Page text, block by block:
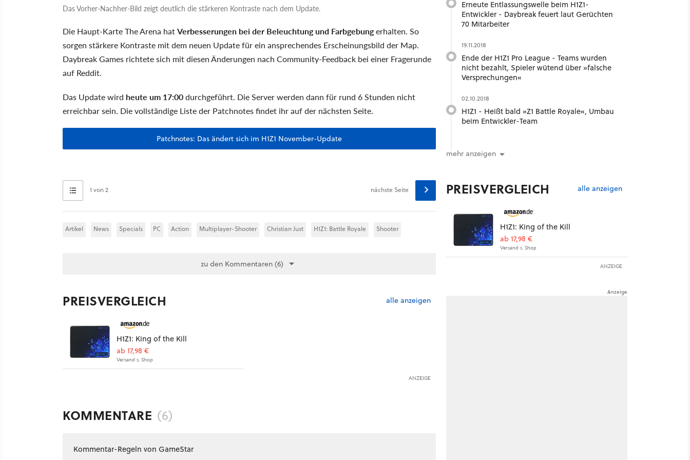
Das Vorher-Nachher-Bild zeigt deutlich die stärkeren Kontraste nach dem Update.
Die Haupt-Karte The Arena hatVerbesserungen bei der Beleuchtung und Farbgebungerhalten. So
sorgen stärkere Kontraste mit dem neuen Update für ein ansprechendes Erscheinungsbild der Map.
Daybreak Games richtete sich mit diesen Änderungen nach Community-Feedback bei einer Fragerunde
auf Reddit.
Das Update wird heute um 17:00durchgeführt. Die Server werden dann für rund 6 Stunden nicht
erreichbar sein. Die vollständige Liste der Patchnotes findet ihr auf der nächsten Seite.
Patchnotes: Das ändert sich im H1Z1 November-Update
1 von 2 nächste Seite
Artikel News Specials PC Action Multiplayer-Shooter Christian Just H1Z1: Battle Royale Shooter
zu den Kommentaren (6)
PREISVERGLEICH alle anzeigen
H1Z1: King of the Kill
ab 17,98 €
Versand s. Shop
ANZEIGE
KOMMENTARE (6)
Kommentar-Regeln von GameStar
Erneute Entlassungswelle beim H1Z1-
Entwickler - Daybreak feuert laut Gerüchten
70 Mitarbeiter
19.11.2018
Ende der H1Z1 Pro League - Teams wurden
nicht bezahlt, Spieler wütend über »falsche
Versprechungen«
02.10.2018
H1Z1 - Heißt bald »Z1 Battle Royale«, Umbau
beim Entwickler-Team
mehr anzeigen
PREISVERGLEICH alle anzeigen
H1Z1: King of the Kill
ab 17,98 €
Versand s. Shop
ANZEIGE